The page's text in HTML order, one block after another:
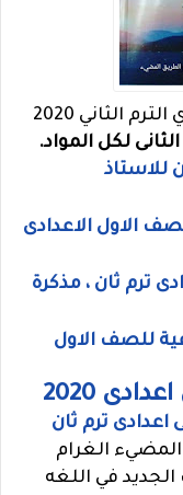
الثاني 2020
لكل المواد.
للاستاذ
الاول الاعدادى
ترم ثان ، مذكرة
للصف الاول
2020
ترم ثان
الغرام
في اللغه